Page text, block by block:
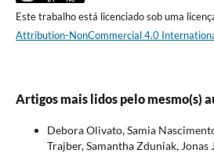
Este trabalho está licenciado sob uma
Attribution-NonCommercial 4.0
Artigos mais lidos pelo mesmo(s)
Debora Olivato, Samia
Trajber, Samantha Zduniak, Jonas